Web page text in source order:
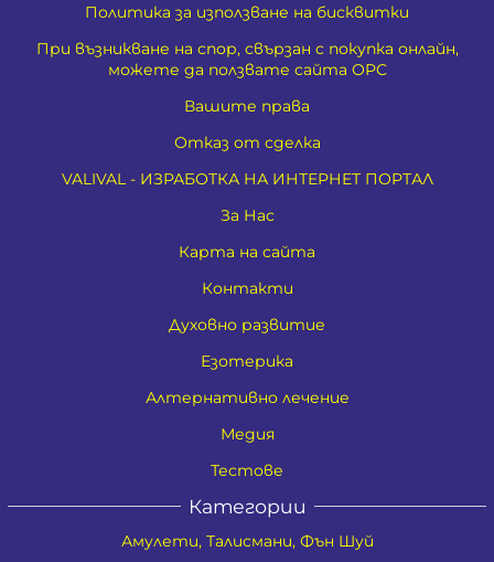
Политика за използване на бисквитки
При възникване на спор, свързан с покупка онлайн,
можете да ползвате сайта ОРС
Вашите права
Отказ от сделка
VALIVAL - ИЗРАБОТКА НА ИНТЕРНЕТ ПОРТАЛ
За Нас
Карта на сайта
Контакти
Духовно развитие
Езотерика
Алтернативно лечение
Медия
Тестове
Категории
Амулети, Талисмани, Фън Шуй